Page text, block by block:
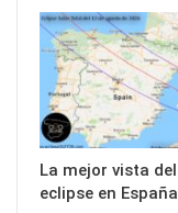
La mejor vista del
eclipse en España